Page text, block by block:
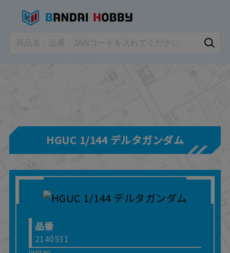
HGUC 1/144 デルタガンダム
品番
2140531